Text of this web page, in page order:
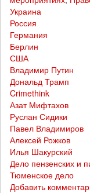
Украина
Россия
Германия
Берлин
США
Владимир Путин
Дональд Трамп
Crimethink
Азат Мифтахов
Руслан Сидики
Павел Владимиров
Алексей Рожков
Илья Шакурский
Дело пензенских и
Тюменское дело
Добавить